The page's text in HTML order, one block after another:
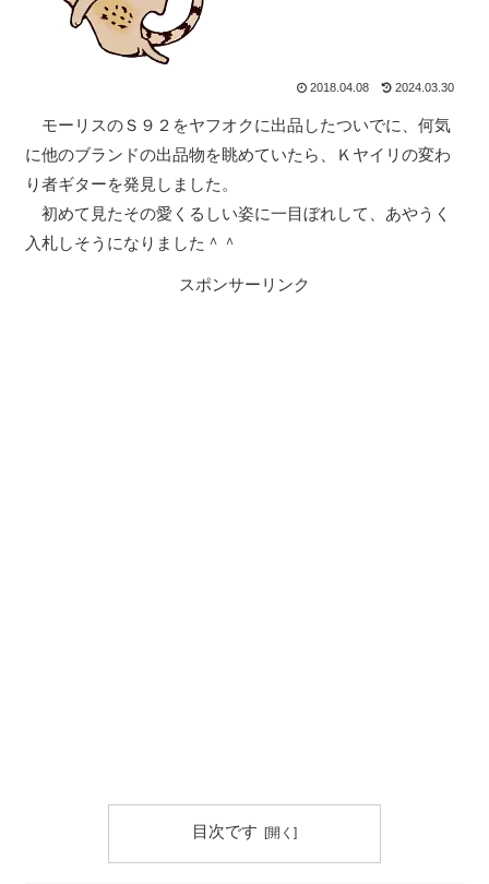
2018.04.08 2024.03.30
モーリスのＳ９２をヤフオクに出品したついでに、何気
に他のブランドの出品物を眺めていたら、Ｋヤイリの変わ
り者ギターを発見しました。
初めて見たその愛くるしい姿に一目ぼれして、あやうく
入札しそうになりました＾＾
スポンサーリンク
目次です